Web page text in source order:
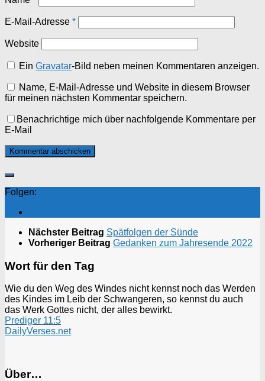
E-Mail-Adresse *
Website
EinGravatar-Bild neben meinen Kommentaren anzeigen.
Name, E-Mail-Adresse und Website in diesem Browser
für meinen nächsten Kommentar speichern.
Benachrichtige mich über nachfolgende Kommentare per
E-Mail
Folgen:
Nächster Beitrag Spätfolgen der Sünde
Vorheriger Beitrag Gedanken zum Jahresende 2022
Wort für den Tag
Wie du den Weg des Windes nicht kennst noch das Werden
des Kindes im Leib der Schwangeren, so kennst du auch
das Werk Gottes nicht, der alles bewirkt.
Prediger 11:5
DailyVerses.net
Über…